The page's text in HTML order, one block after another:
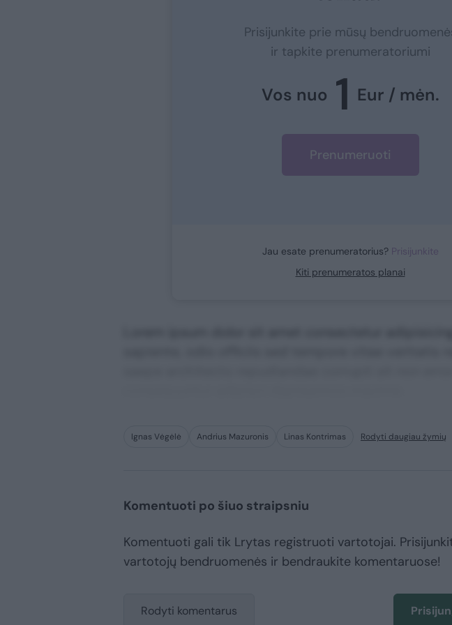
Prisijunkite prie mūsų
ir tapkite prenumeratoriumi
Vos nuo 1 Eur / mėn.
Prenumeruoti
Jau esate prenumeratorius? Prisijunkite
Kiti prenumeratos planai
Ignas Vėgėlė Andrius Mazuronis Linas Kontrimas Rodyti daugiau žymių
Komentuoti po šiuo straipsniu
Komentuoti gali tik Lrytas registruoti vartotojai.
vartotojų bendruomenės ir bendraukite komentaruose!
Rodyti komentarus